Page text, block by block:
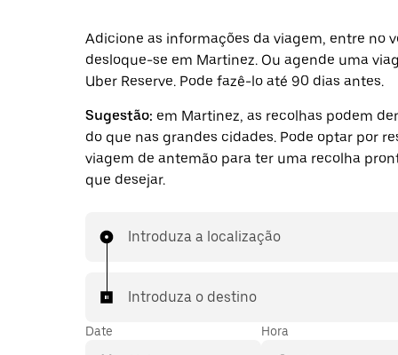
Adicione as informações da viagem, entre no
desloque-se em Martinez. Ou agende uma
Uber Reserve. Pode fazê-lo até 90 dias antes.
Sugestão: em Martinez, as recolhas podem
do que nas grandes cidades. Pode optar por
viagem de antemão para ter uma recolha
que desejar.
Introduza a localização
Introduza o destino
Date Hora